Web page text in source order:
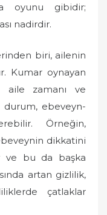
oyunu gibidir;
nadirdir.
biri, ailenin
Kumar oynayan
aile zamanı ve
durum, ebeveyn-
Örneğin,
dikkatini
ve bu da başka
artan gizlilik,
çatlaklar